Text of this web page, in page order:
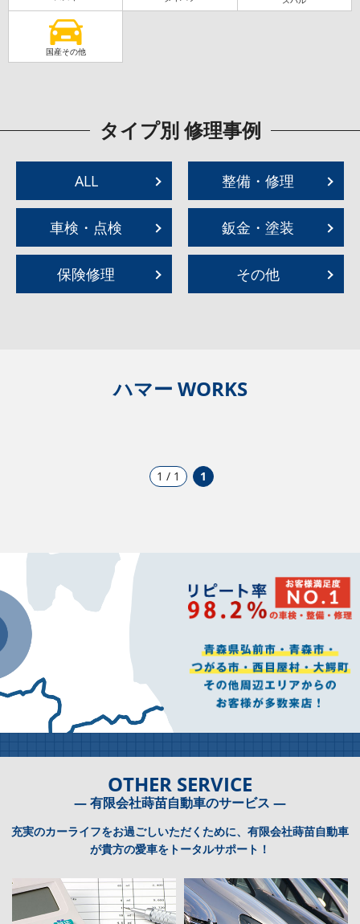
国産その他
タイプ別 修理事例
ALL 整備・修理
車検・点検 鈑金・塗装
保険修理 その他
ハマー WORKS
1 / 1 1
OTHER SERVICE
― 有限会社蒔苗自動車のサービス ―
充実のカーライフをお過ごしいただくために、有限会社蒔苗自動車
が貴方の愛車をトータルサポート！